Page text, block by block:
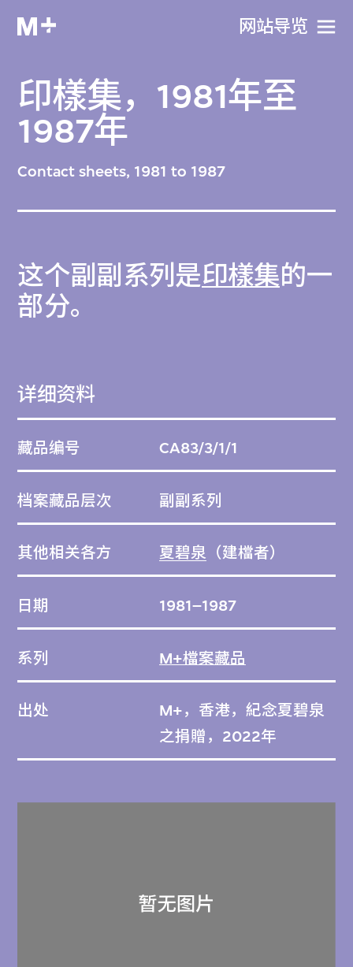
网站导览
印樣集，1981年至
1987年
Contact sheets, 1981 to 1987
这个副副系列是印樣集的一
部分。
详细资料
藏品编号 CA83/3/1/1
档案藏品层次 副副系列
其他相关各方 夏碧泉 （建檔者）
日期 1981–1987
系列 M+檔案藏品
出处
M+，香港，紀念夏碧泉
之捐贈，2022年